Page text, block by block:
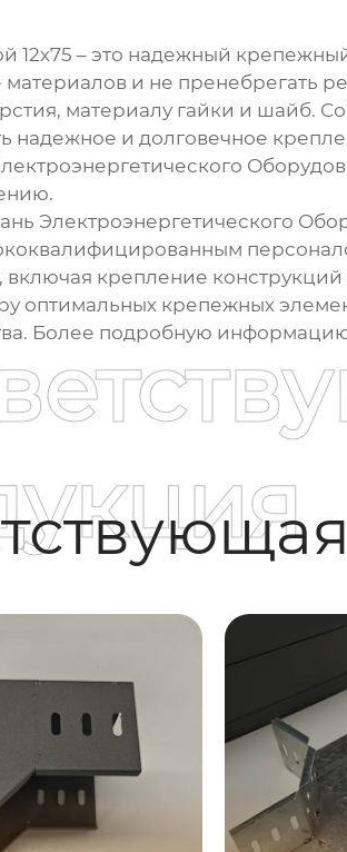
12х75 – это надежный
материалов и не пренебрегать
материалу гайки и шайб.
надежное и долговечное
Электроэнергетического
включая крепление
оптимальных крепежных
Более подробную